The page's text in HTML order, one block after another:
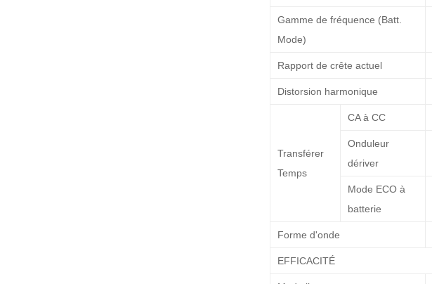
Gamme de fréquence (Batt.
Mode)
Rapport de crête actuel
Distorsion harmonique
Transférer
Temps
CA à CC
Onduleur
dériver
Mode ECO à
batterie
Forme d'onde
EFFICACITÉ